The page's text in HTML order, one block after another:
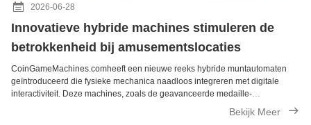
2026-06-28
Innovatieve hybride machines stimuleren de
betrokkenheid bij amusementslocaties
CoinGameMachines.comheeft een nieuwe reeks hybride muntautomaten
geïntroduceerd die fysieke mechanica naadloos integreren met digitale
interactiviteit. Deze machines, zoals de geavanceerde medaille-
muntenschuivers, zijn voorzien van dubbellaagse speelvelden enBekijk Meer